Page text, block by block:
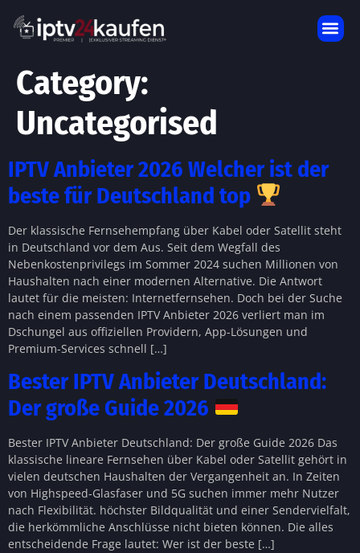
Category:
Uncategorised
IPTV Anbieter 2026 Welcher ist der
beste für Deutschland top
Der klassische Fernsehempfang über Kabel oder Satellit steht
in Deutschland vor dem Aus. Seit dem Wegfall des
Nebenkostenprivilegs im Sommer 2024 suchen Millionen von
Haushalten nach einer modernen Alternative. Die Antwort
lautet für die meisten: Internetfernsehen. Doch bei der Suche
nach einem passenden IPTV Anbieter 2026 verliert man im
Dschungel aus offiziellen Providern, App-Lösungen und
Premium-Services schnell […]
Bester IPTV Anbieter Deutschland:
Der große Guide 2026
Bester IPTV Anbieter Deutschland: Der große Guide 2026 Das
klassische lineare Fernsehen über Kabel oder Satellit gehört in
vielen deutschen Haushalten der Vergangenheit an. In Zeiten
von Highspeed-Glasfaser und 5G suchen immer mehr Nutzer
nach Flexibilität. höchster Bildqualität und einer Sendervielfalt,
die herkömmliche Anschlüsse nicht bieten können. Die alles
entscheidende Frage lautet: Wer ist der beste […]